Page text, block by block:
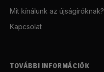
Mit kínálunk az újságíróknak?
Kapcsolat
TOVÁBBI INFORMÁCIÓK